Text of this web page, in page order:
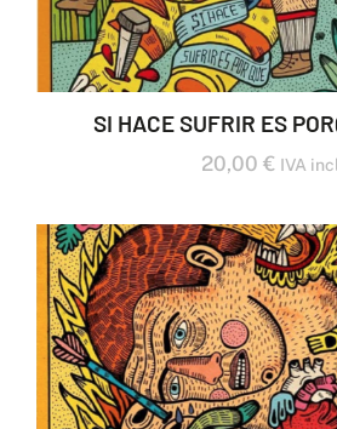
SI HACE SUFRIR ES
20,00 € IVA